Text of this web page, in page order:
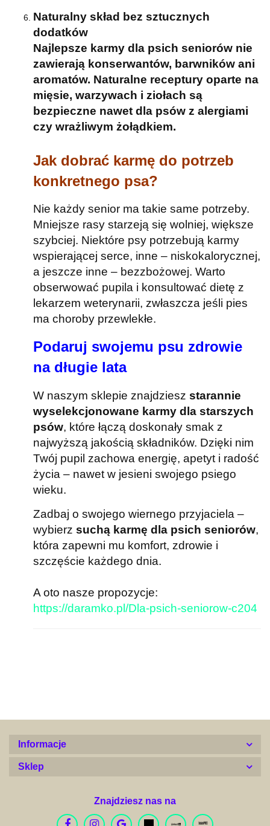
Naturalny skład bez sztucznych
dodatków
Najlepsze karmy dla psich seniorów nie
zawierają konserwantów, barwników ani
aromatów. Naturalne receptury oparte na
mięsie, warzywach i ziołach są
bezpieczne nawet dla psów z alergiami
czy wrażliwym żołądkiem.
Jak dobrać karmę do potrzeb
konkretnego psa?
Nie każdy senior ma takie same potrzeby.
Mniejsze rasy starzeją się wolniej, większe
szybciej. Niektóre psy potrzebują karmy
wspierającej serce, inne – niskokalorycznej,
a jeszcze inne – bezzbożowej. Warto
obserwować pupila i konsultować dietę z
lekarzem weterynarii, zwłaszcza jeśli pies
ma choroby przewlekłe.
Podaruj swojemu psu zdrowie
na długie lata
W naszym sklepie znajdziesz starannie
wyselekcjonowane karmy dla starszych
psów, które łączą doskonały smak z
najwyższą jakością składników. Dzięki nim
Twój pupil zachowa energię, apetyt i radość
życia – nawet w jesieni swojego psiego
wieku.
Zadbaj o swojego wiernego przyjaciela –
wybierz suchą karmę dla psich seniorów,
która zapewni mu komfort, zdrowie i
szczęście każdego dnia.
A oto nasze propozycje:
https://daramko.pl/Dla-psich-seniorow-c204
Informacje
Sklep
Znajdziesz nas na